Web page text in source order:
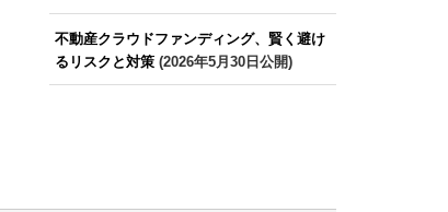
不動産クラウドファンディング、賢く避け
るリスクと対策(2026年5月30日公開)